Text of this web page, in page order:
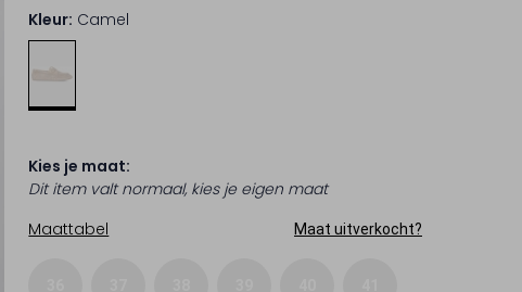
Kleur: Camel
Kies je maat:
Dit item valt normaal, kies je eigen maat
Maattabel
Maat uitverkocht?